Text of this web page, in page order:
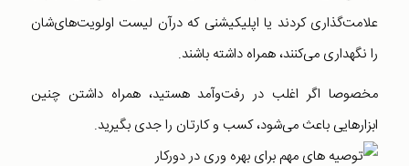
علامت‌گذاری کردند یا اپلیکیشنی که درآن ‌لیست اولویت‌های‌شان
را نگهداری می‌کنند، همراه داشته باشند.
مخصوصا اگر اغلب در رفت‌و‌آمد هستید، همراه داشتن چنین
ابزارهایی باعث می‌شود،‌ کسب و کارتان را جدی بگیرید.